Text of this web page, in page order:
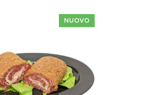
NUOVO